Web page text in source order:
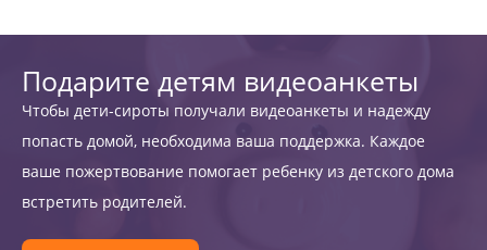
Подарите детям видеоанкеты
Чтобы дети-сироты получали видеоанкеты и надежду
попасть домой, необходима ваша поддержка. Каждое
ваше пожертвование помогает ребенку из детского дома
встретить родителей.